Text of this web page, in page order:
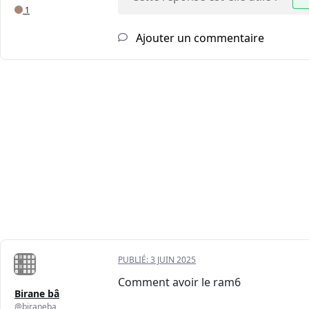
1
Ajouter un commentaire
Birane bâ
@biraneba
PUBLIÉ:3 JUIN 2025
Comment avoir le ram6